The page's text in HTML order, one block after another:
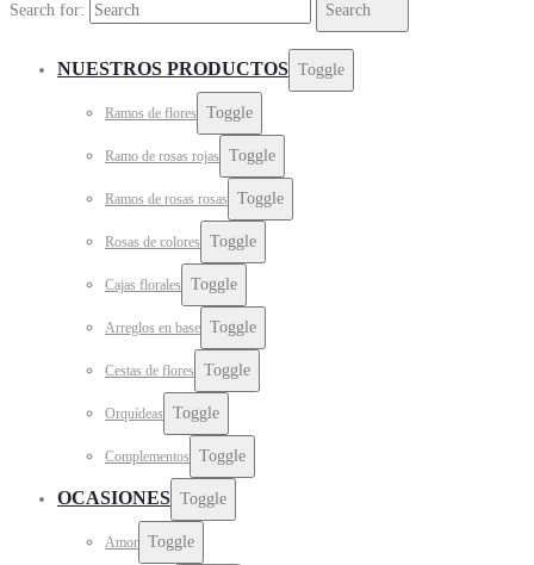
Search for: Search
NUESTROS PRODUCTOS Toggle
Ramos de flores Toggle
Ramo de rosas rojas Toggle
Ramos de rosas rosas Toggle
Rosas de colores Toggle
Cajas florales Toggle
Arreglos en base Toggle
Cestas de flores Toggle
Orquídeas Toggle
Complementos Toggle
OCASIONES Toggle
Amor Toggle